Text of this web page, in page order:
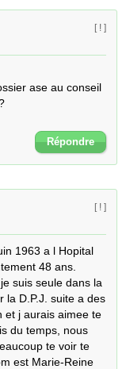
[ ! ]
ase au conseil
Répondre
[ ! ]
1963 a l Hopital
48 ans.
suis seule dans la
la D.P.J. suite a des
et j aurais aimee te
du temps, nous
te voir te
est Marie-Reine